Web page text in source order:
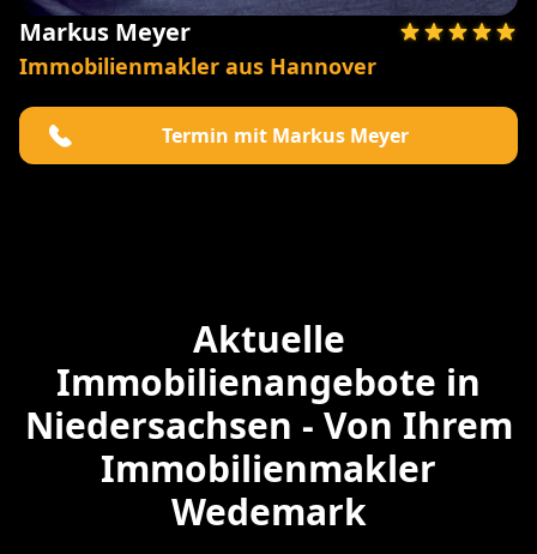
Markus Meyer
Immobilienmakler aus Hannover
Termin mit Markus Meyer
Aktuelle
Immobilienangebote in
Niedersachsen - Von Ihrem
Immobilienmakler
Wedemark